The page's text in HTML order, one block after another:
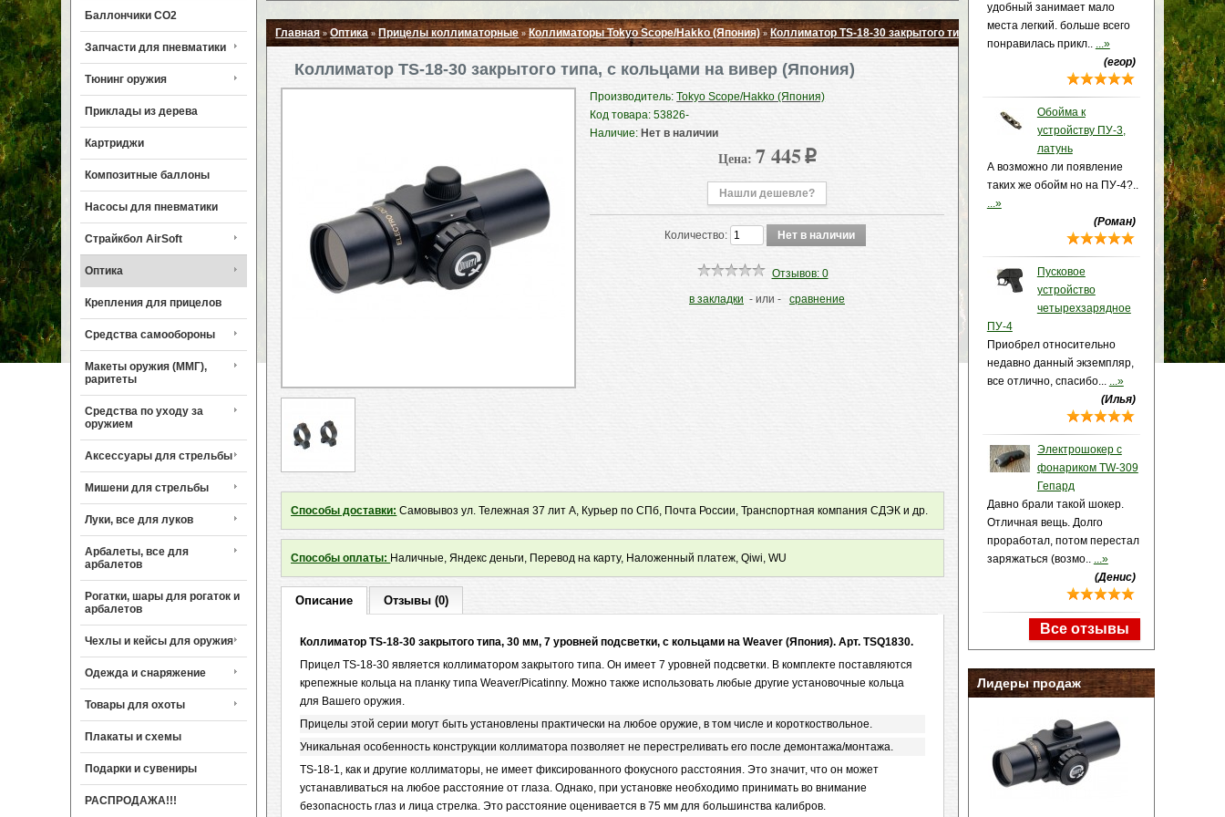
Баллончики CO2
Запчасти для пневматики
Тюнинг оружия
Приклады из дерева
Картриджи
Композитные баллоны
Насосы для пневматики
Страйкбол AirSoft
Оптика
Крепления для прицелов
Средства самообороны
Макеты оружия (ММГ),
раритеты
Средства по уходу за
оружием
Аксессуары для стрельбы
Мишени для стрельбы
Луки, все для луков
Арбалеты, все для
арбалетов
Рогатки, шары для рогаток и
арбалетов
Чехлы и кейсы для оружия
Одежда и снаряжение
Товары для охоты
Плакаты и схемы
Подарки и сувениры
РАСПРОДАЖА!!!
удобный занимает мало
места легкий. больше всего
понравилась прикл.. ...»
(егор)
Обойма к
устройству ПУ-3,
латунь
А возможно ли появление
таких же обойм но на ПУ-4?..
...»
(Роман)
Пусковое
устройство
четырехзарядное
ПУ-4
Приобрел относительно
недавно данный экземпляр,
все отлично, спасибо... ...»
(Илья)
Электрошокер с
фонариком TW-309
Гепард
Давно брали такой шокер.
Отличная вещь. Долго
проработал, потом перестал
заряжаться (возмо.. ...»
(Денис)
Все отзывы
Лидеры продаж
Главная»Оптика» Прицелы коллиматорные »Коллиматоры Tokyo Scope/Hakko (Япония)»Коллиматор TS-18-30 закрытого типа, с кольцами на вивер (Япония)
Коллиматор TS-18-30 закрытого типа, с кольцами на вивер (Япония)
Производитель: Tokyo Scope/Hakko (Япония)
Код товара: 53826-
Наличие: Нет в наличии
Цена: 7 445 p
Нашли дешевле?
Количество:
Отзывов: 0
в закладки - или - сравнение
Способы доставки: Самовывоз ул. Тележная 37 лит А, Курьер по СПб, Почта России, Транспортная компания СДЭК и др.
Способы оплаты: Наличные, Яндекс деньги, Перевод на карту, Наложенный платеж, Qiwi, WU
Описание Отзывы (0)
Коллиматор TS-18-30 закрытого типа, 30 мм, 7 уровней подсветки, с кольцами на Weaver (Япония). Арт. TSQ1830.
Прицел TS-18-30 является коллиматором закрытого типа. Он имеет 7 уровней подсветки. В комплекте поставляются
крепежные кольца на планку типа Weaver/Picatinny. Можно также использовать любые другие установочные кольца
для Вашего оружия.
Прицелы этой серии могут быть установлены практически на любое оружие, в том числе и короткоствольное.
Уникальная особенность конструкции коллиматора позволяет не перестреливать его после демонтажа/монтажа.
TS-18-1, как и другие коллиматоры, не имеет фиксированного фокусного расстояния. Это значит, что он может
устанавливаться на любое расстояние от глаза. Однако, при установке необходимо принимать во внимание
безопасность глаз и лица стрелка. Это расстояние оценивается в 75 мм для большинства калибров.